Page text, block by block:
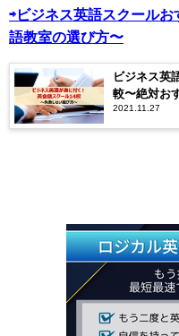
⇨ビジネス英語スクール
語教室の選び方〜
ビジネス英
較〜絶対お
2021.11.27